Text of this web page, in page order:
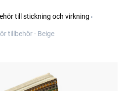
till stickning och virkning
tillbehör - Beige